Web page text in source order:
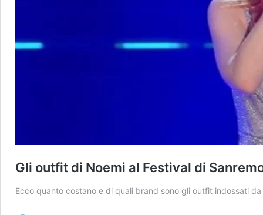
Gli outfit di Noemi al Festival di
Ecco quanto costano e di quali brand sono gli outfit indossati